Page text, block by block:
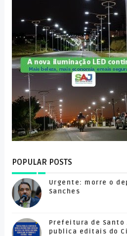
POPULAR POSTS
Urgente: morre o
Sanches
Prefeitura de Santo
publica editais do